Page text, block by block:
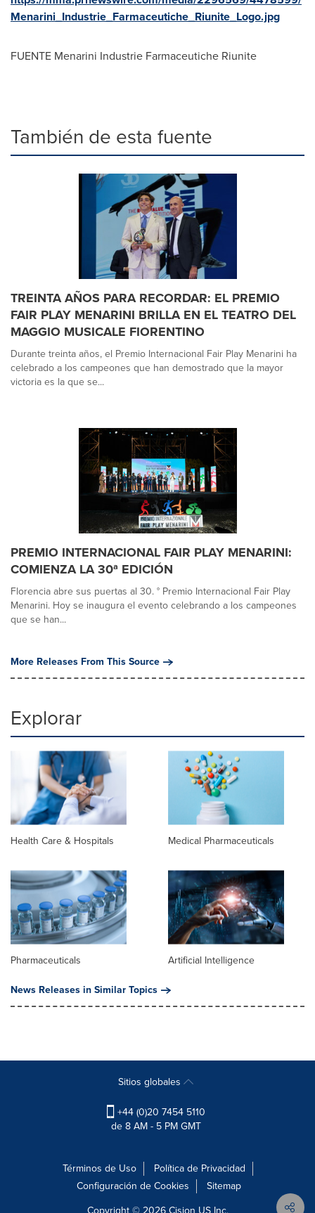
Menarini_Industrie_Farmaceutiche_Riunite_Logo.jpg
FUENTE Menarini Industrie Farmaceutiche Riunite
También de esta fuente
TREINTA AÑOS PARA RECORDAR: EL PREMIO
FAIR PLAY MENARINI BRILLA EN EL TEATRO DEL
MAGGIO MUSICALE FIORENTINO
Durante treinta años, el Premio Internacional Fair Play Menarini ha
celebrado a los campeones que han demostrado que la mayor
victoria es la que se...
PREMIO INTERNACIONAL FAIR PLAY MENARINI:
COMIENZA LA 30ª EDICIÓN
Florencia abre sus puertas al 30. ° Premio Internacional Fair Play
Menarini. Hoy se inaugura el evento celebrando a los campeones
que se han...
More Releases From This Source
Explorar
Health Care & Hospitals Medical Pharmaceuticals
Pharmaceuticals
Artificial Intelligence
News Releases in Similar Topics
Sitios globales
+44 (0)20 7454 5110
de 8 AM - 5 PM GMT
Términos de Uso
Política de Privacidad
Configuración de Cookies
Sitemap